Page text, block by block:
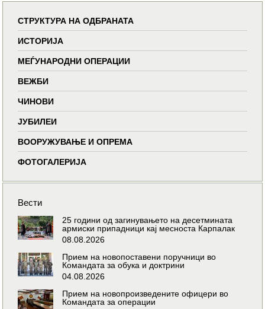
СТРУКТУРА НА ОДБРАНАТА
ИСТОРИЈА
МЕЃУНАРОДНИ ОПЕРАЦИИ
ВЕЖБИ
ЧИНОВИ
ЈУБИЛЕИ
ВООРУЖУВАЊЕ И ОПРЕМА
ФОТОГАЛЕРИЈА
Вести
25 години од загинувањето на десетмината
армиски припадници кај месноста Карпалак
08.08.2026
Прием на новопоставени поручници во
Командата за обука и доктрини
04.08.2026
Прием на новопроизведените офицери во
Командата за операции